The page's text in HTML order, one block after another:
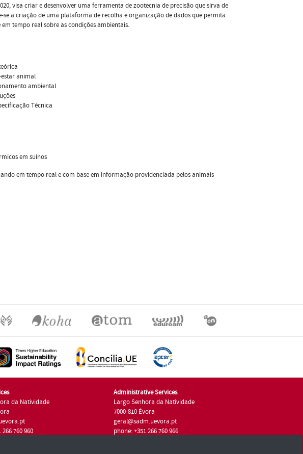
visa criar e desenvolver uma ferramenta de zootecnia de precisão que sirva de
a criação de uma plataforma de recolha e organização de dados que permita
tempo real sobre as condições ambientais.
animal
ambiental
Técnica
em suínos
em tempo real e com base em informação providenciada pelos animais
da Natividade
760 960
Administrative Services
Largo Senhora da Natividade
7000-810 Évora
geral@sadm.uevora.pt
phone: +351 266 760 966